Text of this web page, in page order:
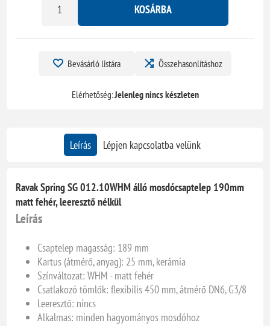
KOSÁRBA
Bevásárló listára Összehasonlításhoz
Elérhetőség:Jelenleg nincs készleten
Leírás Lépjen kapcsolatba velünk
Ravak Spring SG 012.10WHM álló mosdócsaptelep 190mm
matt fehér, leeresztő nélkül
Leírás
Csaptelep magasság: 189 mm
Kartus (átmérő, anyag): 25 mm, kerámia
Színváltozat: WHM - matt fehér
Csatlakozó tömlők: flexibilis 450 mm, átmérő DN6, G3/8
Leeresztő: nincs
Alkalmas: minden hagyományos mosdóhoz